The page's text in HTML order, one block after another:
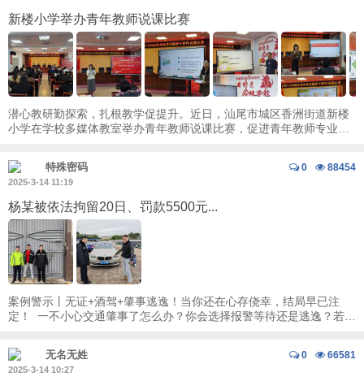
新楼小学举办青年教师说课比赛
潜心教研勤探索，扎根教学促提升。近日，汕尾市城区香洲街道新楼
小学在学校多媒体教室举办青年教师说课比赛，促进青年教师专业成
0 88454
特殊密码
2025-3-14 11:19
杨某被依法拘留20日、罚款5500元...
案例警示丨无证+酒驾+肇事逃逸！当你还在心存侥幸，结局早已注
定！ ​ 一不小心交通肇事了怎么办？你会选择报警等待还是逃逸？若因
0 66581
无名无姓
2025-3-14 10:27